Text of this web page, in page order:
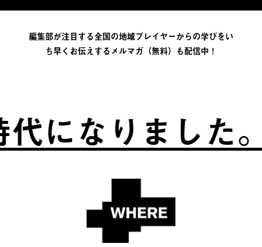
編集部が注目する全国の地域プレイヤーからの学びをい
ち早くお伝えするメルマガ（無料）も配信中！
になりました。